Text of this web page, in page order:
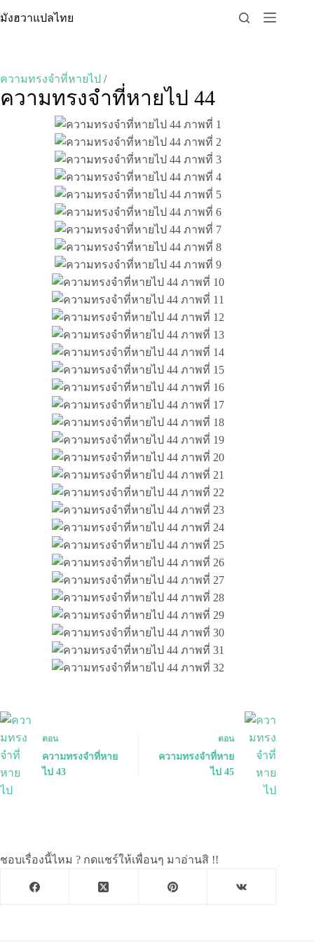
to
มังฮวาแปลไทย
ความทรงจำที่หายไป /
ความทรงจำที่หายไป 44
ตอน
ความทรงจำที่หาย
ไป 43
ตอน
ความทรงจำที่หาย
ไป 45
ชอบเรื่องนี้ไหม ? กดแชร์ให้เพื่อนๆ มาอ่านสิ !!